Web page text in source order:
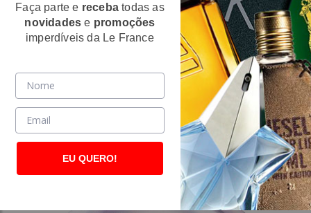
Home>Dior> Perfumes Femininos
Pure Poison Feminino Eau de Parfum -
Christian Dior
(183)
Faça parte e receba todas as
novidades e promoções
imperdíveis da Le France
EU QUERO!